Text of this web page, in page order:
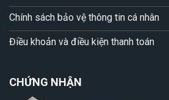
Chính sách bảo vệ thông tin cá nhân
Điều khoản và điều kiện thanh toán
CHỨNG NHẬN